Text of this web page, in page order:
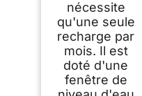
nécessite
qu'une seule
recharge par
mois. Il est
doté d'une
fenêtre de